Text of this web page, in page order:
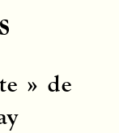
» de